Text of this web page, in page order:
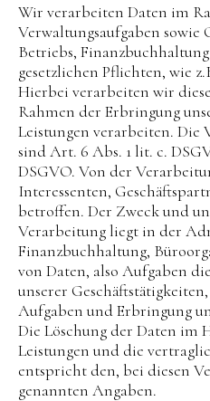
Wir verarbeiten Daten im
Verwaltungsaufgaben sowie
Betriebs,
gesetzlichen Pflichten, wie
Hierbei verarbeiten wir
Rahmen der Erbringung
Leistungen verarbeiten. Die
sind Art. 6 Abs. 1 lit. c.
DSGVO. Von der
Interessenten,
betroffen. Der Zweck und
Verarbeitung liegt in der
Finanzbuchhaltung,
von Daten, also Aufgaben
unserer
Aufgaben und Erbringung
Die Löschung der Daten im
Leistungen und die
entspricht den, bei diesen
genannten Angaben.